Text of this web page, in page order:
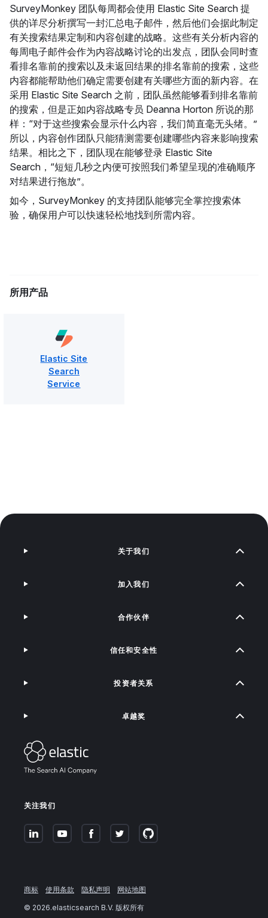
SurveyMonkey 团队每周都会使用 Elastic Site Search 提
供的详尽分析撰写一封汇总电子邮件，然后他们会据此制定
有关搜索结果定制和内容创建的战略。这些有关分析内容的
每周电子邮件会作为内容战略讨论的出发点，团队会同时查
看排名靠前的搜索以及未返回结果的排名靠前的搜索，这些
内容都能帮助他们确定需要创建有关哪些方面的新内容。在
采用 Elastic Site Search 之前，团队虽然能够看到排名靠前
的搜索，但是正如内容战略专员 Deanna Horton 所说的那
样：“对于这些搜索会显示什么内容，我们简直毫无头绪。”
所以，内容创作团队只能猜测需要创建哪些内容来影响搜索
结果。相比之下，团队现在能够登录 Elastic Site
Search，“短短几秒之内便可按照我们希望呈现的准确顺序
对结果进行拖放”。
如今，SurveyMonkey 的支持团队能够完全掌控搜索体
验，确保用户可以快速轻松地找到所需内容。
所用产品
Elastic Site
Search
Service
关注我们
关于我们
加入我们
合作伙伴
信任和安全性
投资者关系
卓越奖
商标 使用条款 隐私声明
网站地图
© 2026.elasticsearch B.V. 版权所有